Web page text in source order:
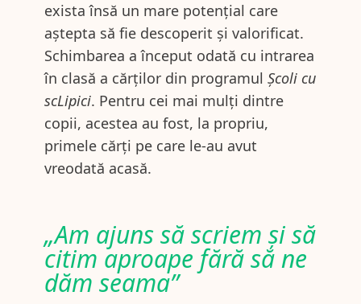
exista însă un mare potențial care
aștepta să fie descoperit și valorificat.
Schimbarea a început odată cu intrarea
în clasă a cărților din programul Școli cu
scLipici. Pentru cei mai mulți dintre
copii, acestea au fost, la propriu,
primele cărți pe care le-au avut
vreodată acasă.
„Am ajuns să scriem și să
citim aproape fără să ne
dăm seama”